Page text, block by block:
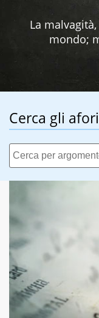
La
mondo;
Cerca gli